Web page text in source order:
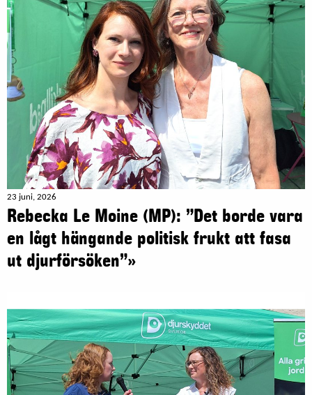
23 juni, 2026
Rebecka Le Moine (MP): ”Det borde vara
en lågt hängande politisk frukt att fasa
ut djurförsöken”»